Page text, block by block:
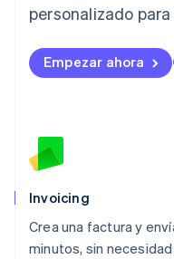
personalizado
Empezar ahora
Invoicing
Crea una factura y
minutos, sin
Lituania
Luxemburgo
FrançaisDeutsch
Malasia
English
México
Noruega
English
Nueva Zelandia
English